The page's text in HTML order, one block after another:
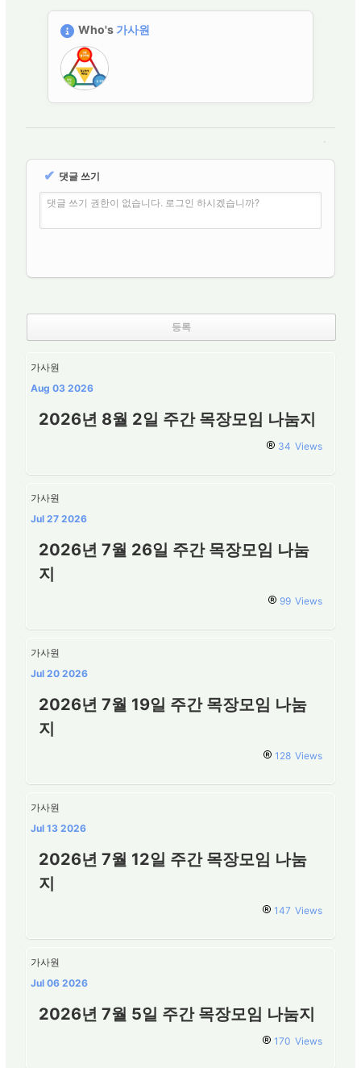
Who's 가사원
✔ 댓글 쓰기
댓글 쓰기 권한이 없습니다. 로그인 하시겠습니까?
가사원
Aug 03 2026
2026년 8월 2일 주간 목장모임 나눔지
34 Views
가사원
Jul 27 2026
2026년 7월 26일 주간 목장모임 나눔
지
99 Views
가사원
Jul 20 2026
2026년 7월 19일 주간 목장모임 나눔
지
128 Views
가사원
Jul 13 2026
2026년 7월 12일 주간 목장모임 나눔
지
147 Views
가사원
Jul 06 2026
2026년 7월 5일 주간 목장모임 나눔지
170 Views